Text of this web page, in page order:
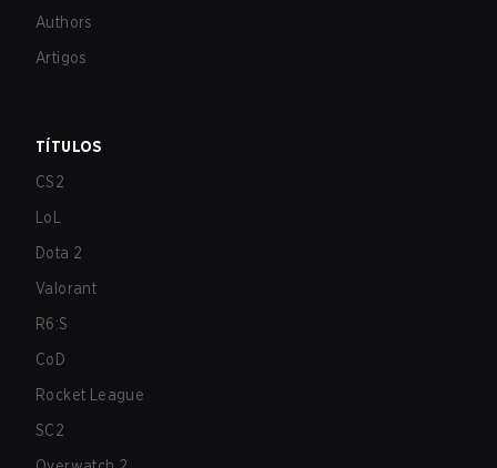
Authors
Artigos
TÍTULOS
CS2
LoL
Dota 2
Valorant
R6:S
CoD
Rocket League
SC2